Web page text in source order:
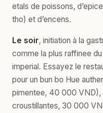
etals de poissons,
tho) et d’encens.
Le soir, initiation à la
comme la plus raffinee
imperial. Essayez le
pour un bun bo Hue
pimentee, 40 000 VND),
croustillantes, 30 000